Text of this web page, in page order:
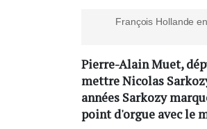
François Hollande
Pierre-Alain Muet,
mettre Nicolas
années Sarkozy
point d'orgue avec le